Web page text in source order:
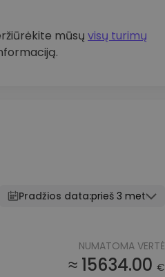
mūsų visų turimų
Pradžios data:prieš 3 metus
NUMATOMA VERTĖ
≈ 15634.00 €